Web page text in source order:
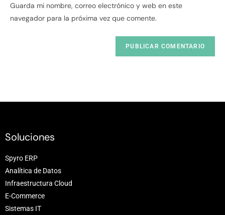
Guarda mi nombre, correo electrónico y web en este
navegador para la próxima vez que comente.
Soluciones
Spyro ERP
Analítica de Datos
Infraestructura Cloud
E-Commerce
Sistemas IT